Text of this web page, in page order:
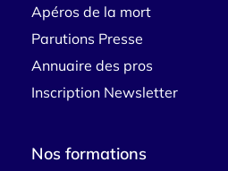
Apéros de la mort
Parutions Presse
Annuaire des pros
Inscription Newsletter
Nos formations